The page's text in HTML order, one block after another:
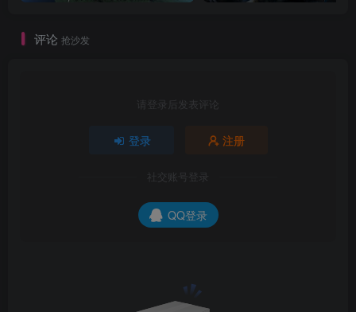
评论 抢沙发
请登录后发表评论
登录 注册
社交账号登录
QQ登录